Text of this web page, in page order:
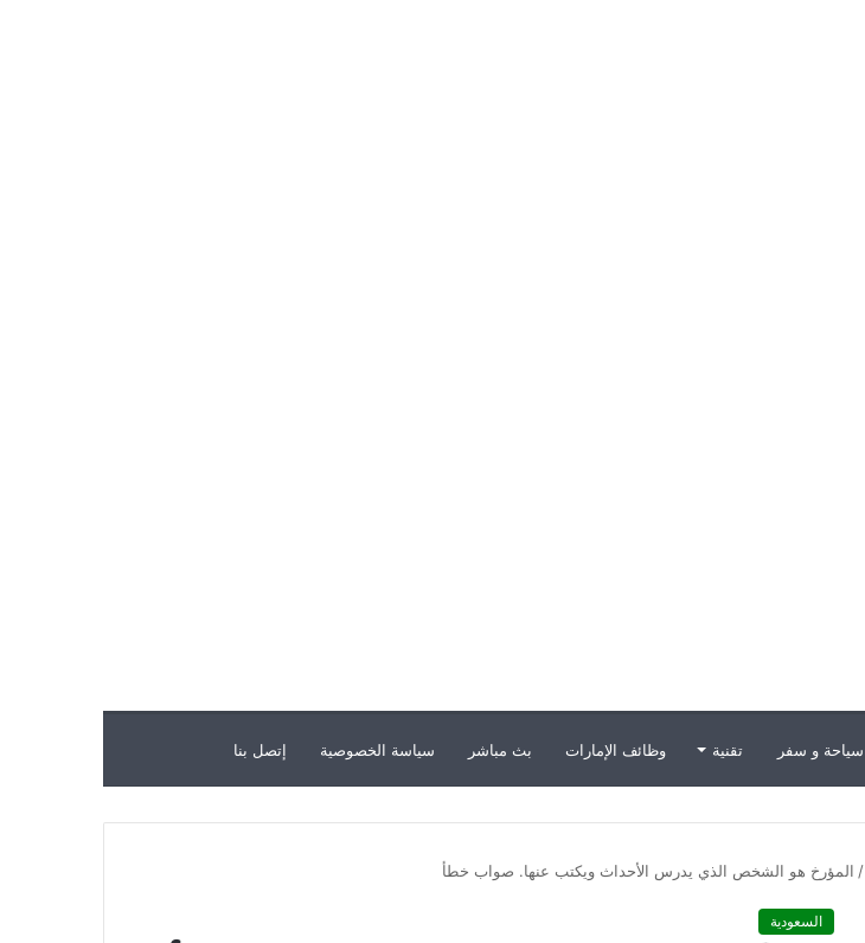
سياحة و سفر تقنية وظائف الإمارات بث مباشر سياسة الخصوصية إتصل بنا
/ المؤرخ هو الشخص الذي يدرس الأحداث ويكتب عنها. صواب خطأ
السعودية